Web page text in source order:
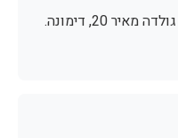
קניון דמרי סנטר, שדרות גולדה מאיר 20, דימונה.